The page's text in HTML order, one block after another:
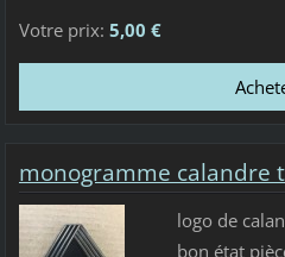
Votre prix: 5,00 €
monogramme calandre
logo de
bon état